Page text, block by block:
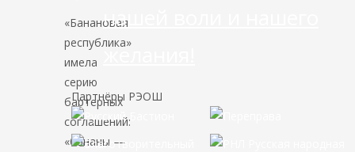
«Банановая
республика»
имела
серию
бартерных
соглашений:
«бананы —
нашей воли и нашего
желания!
Партнёры РЭОШ